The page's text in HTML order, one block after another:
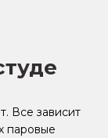
Все зависит
паровые